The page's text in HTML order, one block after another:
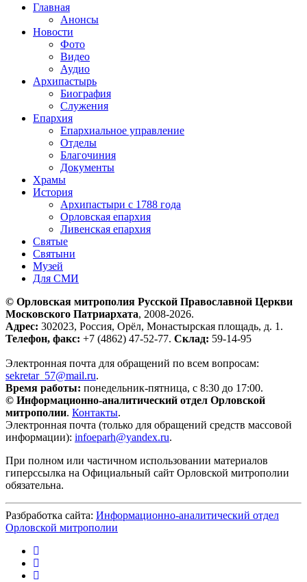
Главная
Анонсы
Новости
Фото
Видео
Аудио
Архипастырь
Биография
Служения
Епархия
Епархиальное управление
Отделы
Благочиния
Документы
Храмы
История
Архипастыри с 1788 года
Орловская епархия
Ливенская епархия
Святые
Святыни
Музей
Для СМИ
© Орловская митрополия Русской Православной Церкви
Московского Патриархата, 2008-2026.
Адрес: 302023, Россия, Орёл, Монастырская площадь, д. 1.
Телефон, факс: +7 (4862) 47-52-77. Склад: 59-14-95
Электронная почта для обращений по всем вопросам:
sekretar_57@mail.ru.
Время работы: понедельник-пятница, с 8:30 до 17:00.
© Информационно-аналитический отдел Орловской
митрополии. Контакты.
Электронная почта (только для обращений средств массовой
информации): infoeparh@yandex.ru.
При полном или частичном использовании материалов
гиперссылка на Официальный сайт Орловской митрополии
обязательна.
Разбработка сайта: Информационно-аналитический отдел
Орловской митрополии